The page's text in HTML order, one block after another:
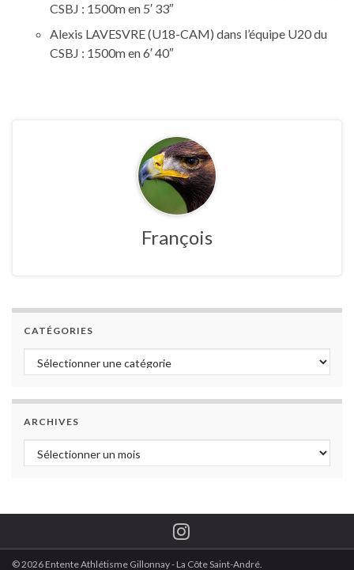
CSBJ : 1500m en 5′ 33″
Alexis LAVESVRE (U18-CAM) dans l’équipe U20 du
CSBJ : 1500m en 6′ 40″
François
CATÉGORIES
Catégories
ARCHIVES
Archives
© 2026 Entente Athlétisme Gillonnay - La Côte Saint-André.